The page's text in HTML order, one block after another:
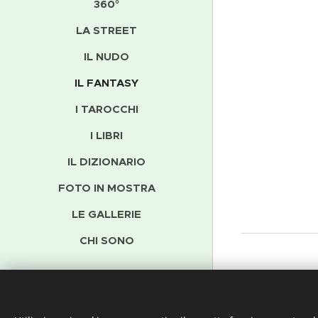
360°
LA STREET
IL NUDO
IL FANTASY
I TAROCCHI
I LIBRI
IL DIZIONARIO
FOTO IN MOSTRA
LE GALLERIE
CHI SONO